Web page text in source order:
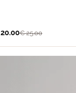
20.00€25.00